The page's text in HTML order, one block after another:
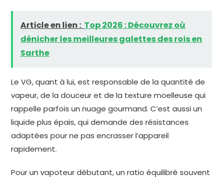
Article en lien : Top 2026 : Découvrez où
dénicher les meilleures galettes des rois en
Sarthe
Le VG, quant à lui, est responsable de la quantité de
vapeur, de la douceur et de la texture moelleuse qui
rappelle parfois un nuage gourmand. C’est aussi un
liquide plus épais, qui demande des résistances
adaptées pour ne pas encrasser l’appareil
rapidement.
Pour un vapoteur débutant, un ratio équilibré souvent